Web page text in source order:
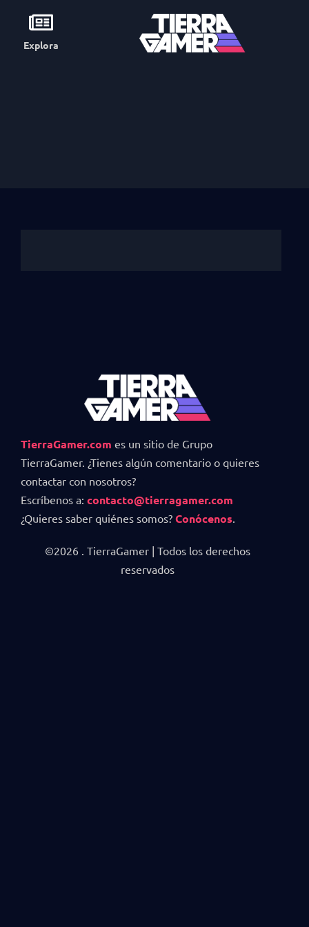
Explora
TierraGamer.com es un sitio de Grupo
TierraGamer. ¿Tienes algún comentario o quieres
contactar con nosotros?
Escríbenos a: contacto@tierragamer.com
¿Quieres saber quiénes somos? Conócenos
©2026 . TierraGamer | Todos los derechos
reservados